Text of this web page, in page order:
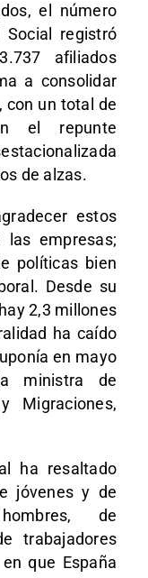
el número
registró
afiliados
a consolidar
con un total de
el repunte
de alzas.
estos
empresas;
políticas bien
Desde su
2,3 millones
ha caído
en mayo
ministra de
Migraciones,
ha resaltado
jóvenes y de
de
trabajadores
que España